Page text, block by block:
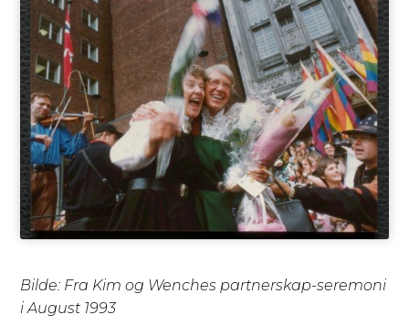
Bilde: Fra Kim og Wenches partnerskap-seremoni
i August 1993